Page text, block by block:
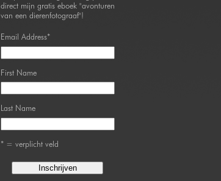
direct mijn gratis eboek "avonturen
van een dierenfotograaf"!
Email Address*
First Name
Last Name
* = verplicht veld